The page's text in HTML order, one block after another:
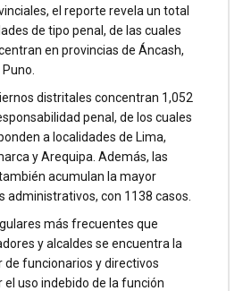
el reporte revela un total
de tipo penal, de las cuales
en provincias de Áncash,
distritales concentran 1,052
penal, de los cuales
a localidades de Lima,
y Arequipa. Además, las
acumulan la mayor
administrativos, con 1138 casos.
más frecuentes que
y alcaldes se encuentra la
de funcionarios y directivos
el uso indebido de la función